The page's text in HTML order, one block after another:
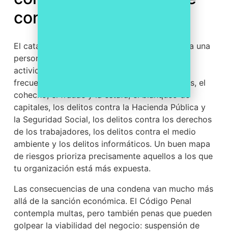
consecuencias evita?
El catálogo de delitos que pueden imputarse a una
persona jurídica es amplio y muy ligado a la
actividad de cada empresa. Entre los más
frecuentes están la corrupción en los negocios, el
cohecho, el fraude y la estafa, el blanqueo de
capitales, los delitos contra la Hacienda Pública y
la Seguridad Social, los delitos contra los derechos
de los trabajadores, los delitos contra el medio
ambiente y los delitos informáticos. Un buen mapa
de riesgos prioriza precisamente aquellos a los que
tu organización está más expuesta.
Las consecuencias de una condena van mucho más
allá de la sanción económica. El Código Penal
contempla multas, pero también penas que pueden
golpear la viabilidad del negocio: suspensión de